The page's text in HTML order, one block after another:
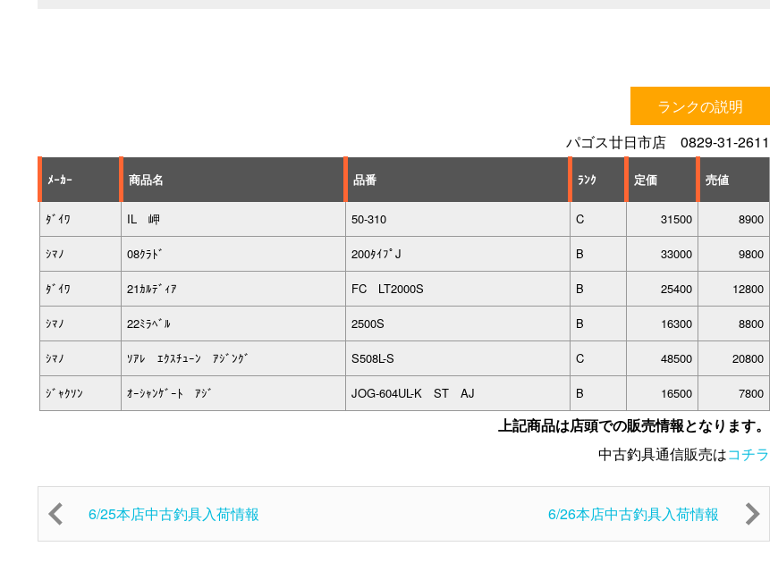
ランクの説明
パゴス廿日市店 0829-31-2611
ﾒｰｶｰ 商品名 品番 ﾗﾝｸ 定価 売値
ﾀﾞｲﾜ IL 岬 50-310 C 31500 8900
ｼﾏﾉ 08ｸﾗﾄﾞ 200ﾀｲﾌﾟJ B 33000 9800
ﾀﾞｲﾜ 21ｶﾙﾃﾞｨｱ FC LT2000S B 25400 12800
ｼﾏﾉ 22ﾐﾗﾍﾞﾙ 2500S B 16300 8800
ｼﾏﾉ ｿｱﾚ ｴｸｽﾁｭｰﾝ ｱｼﾞﾝｸﾞ S508L-S C 48500 20800
ｼﾞｬｸｿﾝ ｵｰｼｬﾝｹﾞｰﾄ ｱｼﾞ JOG-604UL-K ST AJ B 16500 7800
上記商品は店頭での販売情報となります。
中古釣具通信販売はコチラ
6/25本店中古釣具入荷情報 6/26本店中古釣具入荷情報